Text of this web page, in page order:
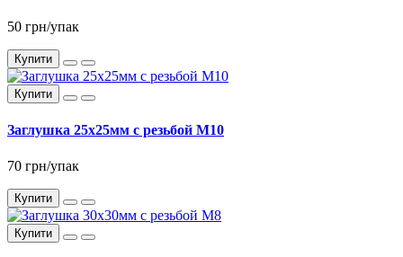
50 грн/упак
Купити
Купити
Заглушка 25x25мм с резьбой М10
70 грн/упак
Купити
Купити